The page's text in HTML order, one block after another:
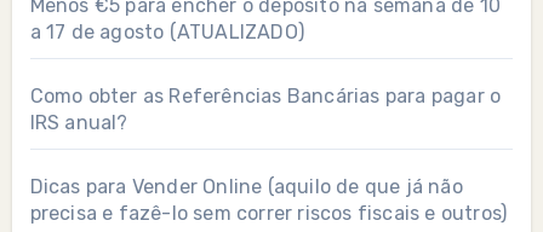
Menos €5 para encher o depósito na semana de 10
a 17 de agosto (ATUALIZADO)
Como obter as Referências Bancárias para pagar o
IRS anual?
Dicas para Vender Online (aquilo de que já não
precisa e fazê-lo sem correr riscos fiscais e outros)